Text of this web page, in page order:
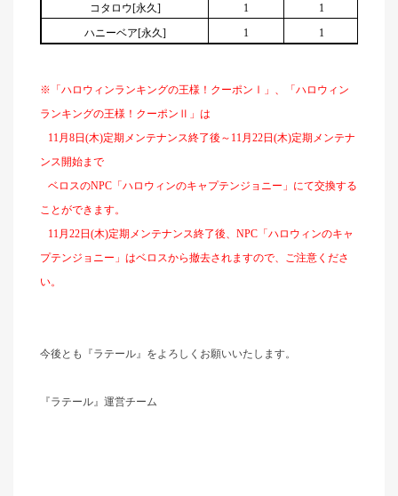
コタロウ[永久]
1
1
ハニーベア[永久]
1 1
※「ハロウィンランキングの王様！クーポンⅠ」、「ハロウィン
ランキングの王様！クーポンⅡ」は
11月8日(木)定期メンテナンス終了後～11月22日(木)定期メンテナ
ンス開始まで
ベロスのNPC「ハロウィンのキャプテンジョニー」にて交換する
ことができます。
11月22日(木)定期メンテナンス終了後、NPC「ハロウィンのキャ
プテンジョニー」はベロスから撤去されますので、ご注意くださ
い。
今後とも『ラテール』をよろしくお願いいたします。
『ラテール』運営チーム